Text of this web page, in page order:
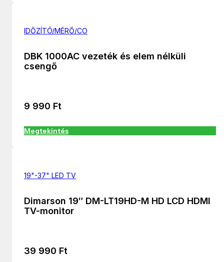
IDŐZÍTÓ/MÉRŐ/CO
DBK 1000AC vezeték és elem nélküli
csengő
9 990 Ft
Megtekintés
19"-37" LED TV
Dimarson 19″ DM-LT19HD-M HD LCD HDMI
TV-monitor
39 990 Ft